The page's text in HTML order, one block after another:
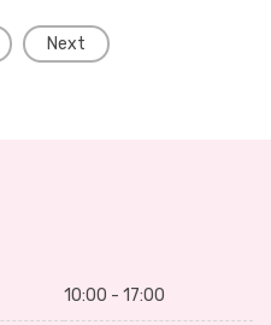
Next
10:00 - 17:00